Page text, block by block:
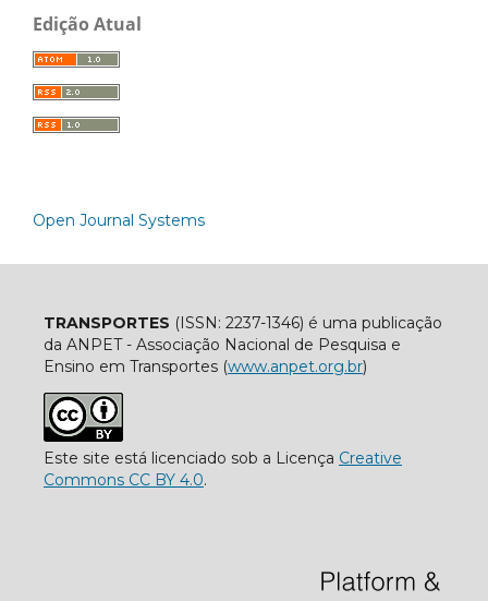
Edição Atual
Open Journal Systems
TRANSPORTES (ISSN: 2237-1346) é uma publicação
da ANPET - Associação Nacional de Pesquisa e
Ensino em Transportes (www.anpet.org.br)
Este site está licenciado sob a Licença Creative
Commons CC BY 4.0.